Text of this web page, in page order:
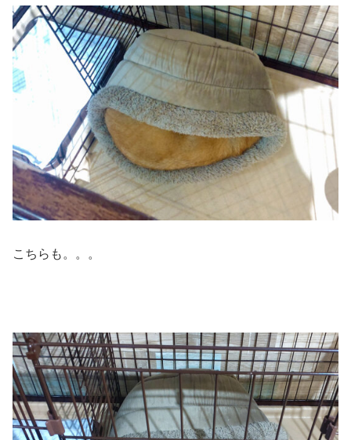
こちらも。。。